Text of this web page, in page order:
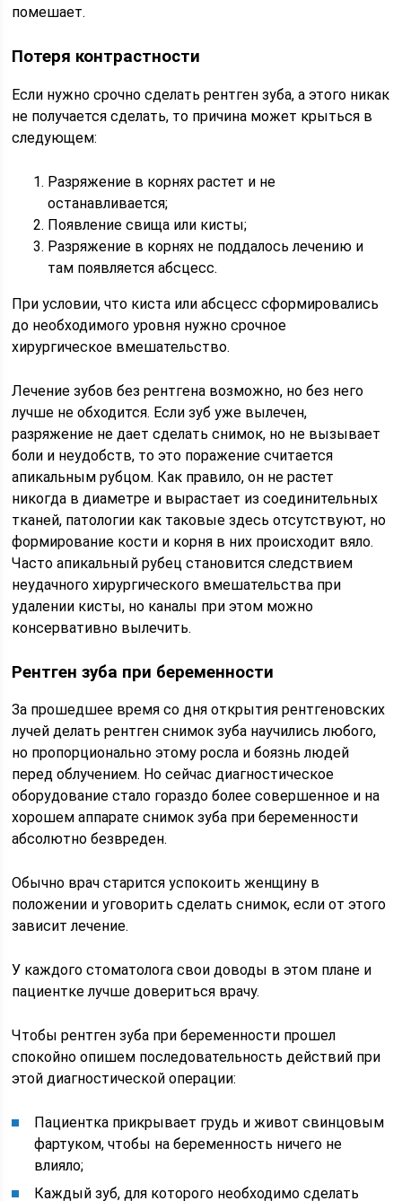
помешает.
Потеря контрастности
Если нужно срочно сделать рентген зуба, а этого никак
не получается сделать, то причина может крыться в
следующем:
Разряжение в корнях растет и не
останавливается;
Появление свища или кисты;
Разряжение в корнях не поддалось лечению и
там появляется абсцесс.
При условии, что киста или абсцесс сформировались
до необходимого уровня нужно срочное
хирургическое вмешательство.
Лечение зубов без рентгена возможно, но без него
лучше не обходится. Если зуб уже вылечен,
разряжение не дает сделать снимок, но не вызывает
боли и неудобств, то это поражение считается
апикальным рубцом. Как правило, он не растет
никогда в диаметре и вырастает из соединительных
тканей, патологии как таковые здесь отсутствуют, но
формирование кости и корня в них происходит вяло.
Часто апикальный рубец становится следствием
неудачного хирургического вмешательства при
удалении кисты, но каналы при этом можно
консервативно вылечить.
Рентген зуба при беременности
За прошедшее время со дня открытия рентгеновских
лучей делать рентген снимок зуба научились любого,
но пропорционально этому росла и боязнь людей
перед облучением. Но сейчас диагностическое
оборудование стало гораздо более совершенное и на
хорошем аппарате снимок зуба при беременности
абсолютно безвреден.
Обычно врач старится успокоить женщину в
положении и уговорить сделать снимок, если от этого
зависит лечение.
У каждого стоматолога свои доводы в этом плане и
пациентке лучше довериться врачу.
Чтобы рентген зуба при беременности прошел
спокойно опишем последовательность действий при
этой диагностической операции:
Пациентка прикрывает грудь и живот свинцовым
фартуком, чтобы на беременность ничего не
влияло;
Каждый зуб, для которого необходимо сделать